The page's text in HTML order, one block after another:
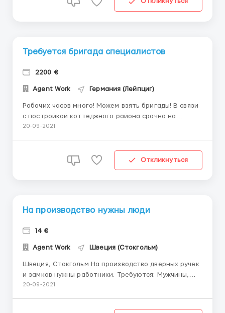
Требуется бригада специалистов
2200 €
Agent Work Германия (Лейпциг)
Рабочих часов много! Можем взять бригады! В связи
с постройкой коттеджного района срочно на
предприятие (завод), требуются отделочники-
модульной технологии построения (вся работа
20-09-2021
Откликнуться
На производство нужны люди
14 €
Agent Work Швеция (Стокгольм)
Швеция, Стокгольм На производство дверных ручек
и замков нужны работники. Требуются: Мужчины,
женщины,сем.пары от 19 до 56 лет . Обязанности:
20-09-2021